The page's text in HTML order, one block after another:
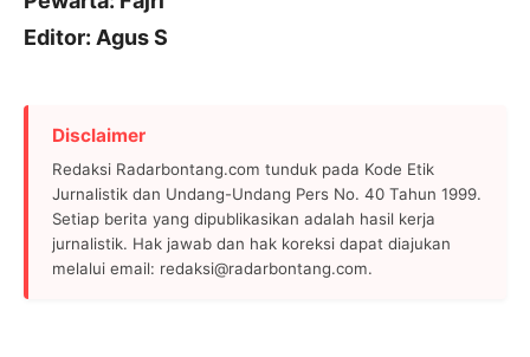
Editor: Agus S
Disclaimer
Redaksi Radarbontang.com tunduk pada Kode Etik
Jurnalistik dan Undang-Undang Pers No. 40 Tahun 1999.
Setiap berita yang dipublikasikan adalah hasil kerja
jurnalistik. Hak jawab dan hak koreksi dapat diajukan
melalui email: redaksi@radarbontang.com.